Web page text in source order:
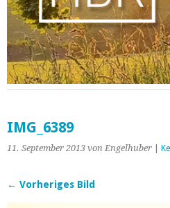
IMG_6389
11. September 2013 von Engelhuber
← Vorheriges Bild